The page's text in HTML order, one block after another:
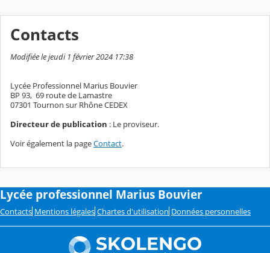
Contacts
Modifiée le jeudi 1 février 2024 17:38
Lycée Professionnel Marius Bouvier
BP 93, 69 route de Lamastre
07301 Tournon sur Rhône CEDEX
Directeur de publication : Le proviseur.
Voir également la pageContact.
Lycée professionnel Marius Bouvier
Contacts Mentions légales Chartes d'utilisation Données personnelles